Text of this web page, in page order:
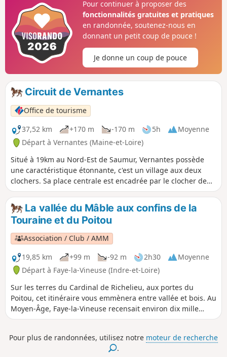
circaète Jean-le-Blanc ou la huppe fasciée.
Pour continuer à proposer des
fonctionnalités gratuites et pratiques
en randonnée, soutenez-nous en
donnant un petit coup de pouce !
Je donne un coup de pouce
Circuit de Vernantes
Office de tourisme
37,52 km
+170 m -170 m 5h
Moyenne
Départ à Vernantes (Maine-et-Loire)
Situé à 19km au Nord-Est de Saumur, Vernantes possède
une caractéristique étonnante, c'est un village aux deux
clochers. Sa place centrale est encadrée par le clocher de
l’ancienne église transformée en mairie et par celui de
l’église paroissiale construite au XIXe siècle. La commune se
distingue également par son environnement très boisé que
vous pouvez découvrir à cheval.
La vallée du Mâble aux confins de la
Touraine et du Poitou
Association / Club / AMM
19,85 km
+99 m -92 m 2h30
Moyenne
Départ à Faye-la-Vineuse (Indre-et-Loire)
Sur les terres du Cardinal de Richelieu, aux portes du
Poitou, cet itinéraire vous emmènera entre vallée et bois. Au
Moyen-Âge, Faye-la-Vineuse recensait environ dix mille
personnes. Au XIe siècle, Foulques Nerra fit construire un
de quatre portes monumentales, chacune disposant d'un
pont-levis. En 1593, presque toutes les constructions furent
Pour plus de randonnées, utilisez notre moteur de recherche
.